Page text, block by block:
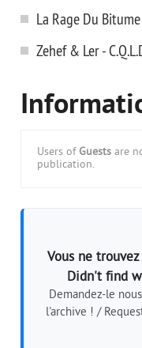
La Rage Du
Zehef & Ler -
Users of Guests are
publication.
Vous ne
Didn't find
Demandez-le
l'archive ! /